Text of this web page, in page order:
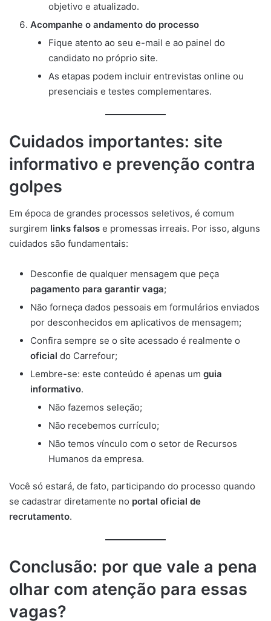
objetivo e atualizado.
Acompanhe o andamento do processo
Fique atento ao seu e-mail e ao painel do
candidato no próprio site.
As etapas podem incluir entrevistas online ou
presenciais e testes complementares.
Cuidados importantes: site
informativo e prevenção contra
golpes
Em época de grandes processos seletivos, é comum
surgirem links falsos e promessas irreais. Por isso, alguns
cuidados são fundamentais:
Desconfie de qualquer mensagem que peça
pagamento para garantir vaga;
Não forneça dados pessoais em formulários enviados
por desconhecidos em aplicativos de mensagem;
Confira sempre se o site acessado é realmente o
oficial do Carrefour;
Lembre-se: este conteúdo é apenas um guia
informativo.
Não fazemos seleção;
Não recebemos currículo;
Não temos vínculo com o setor de Recursos
Humanos da empresa.
Você só estará, de fato, participando do processo quando
se cadastrar diretamente no portal oficial de
recrutamento.
Conclusão: por que vale a pena
olhar com atenção para essas
vagas?